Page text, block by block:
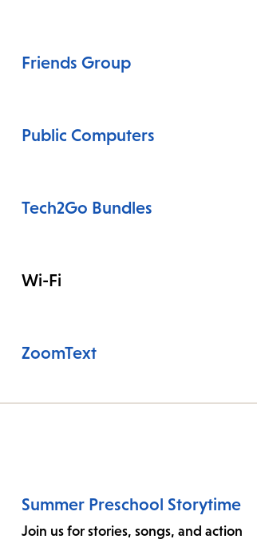
Friends Group
Public Computers
Tech2Go Bundles
Wi-Fi
ZoomText
Summer Preschool Storytime
Join us for stories, songs, and action